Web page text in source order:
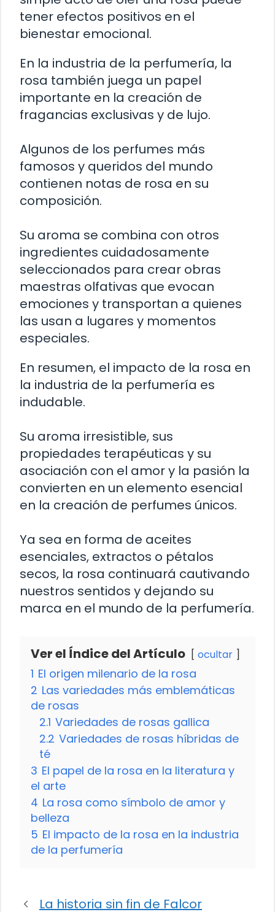
tener efectos positivos en el
bienestar emocional.
En la industria de la perfumería, la
rosa también juega un papel
importante en la creación de
fragancias exclusivas y de lujo.
Algunos de los perfumes más
famosos y queridos del mundo
contienen notas de rosa en su
composición.
Su aroma se combina con otros
ingredientes cuidadosamente
seleccionados para crear obras
maestras olfativas que evocan
emociones y transportan a quienes
las usan a lugares y momentos
especiales.
En resumen, el impacto de la rosa en
la industria de la perfumería es
indudable.
Su aroma irresistible, sus
propiedades terapéuticas y su
asociación con el amor y la pasión la
convierten en un elemento esencial
en la creación de perfumes únicos.
Ya sea en forma de aceites
esenciales, extractos o pétalos
secos, la rosa continuará cautivando
nuestros sentidos y dejando su
marca en el mundo de la perfumería.
Ver el Índice del Artículo ocultar
1 El origen milenario de la rosa
2 Las variedades más emblemáticas
de rosas
2.1 Variedades de rosas gallica
2.2 Variedades de rosas híbridas de
té
3 El papel de la rosa en la literatura y
el arte
4 La rosa como símbolo de amor y
belleza
5 El impacto de la rosa en la industria
de la perfumería
La historia sin fin de Falcor